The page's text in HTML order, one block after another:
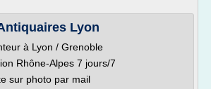
Lyon
à Lyon / Grenoble
Rhône-Alpes 7 jours/7
sur photo par mail